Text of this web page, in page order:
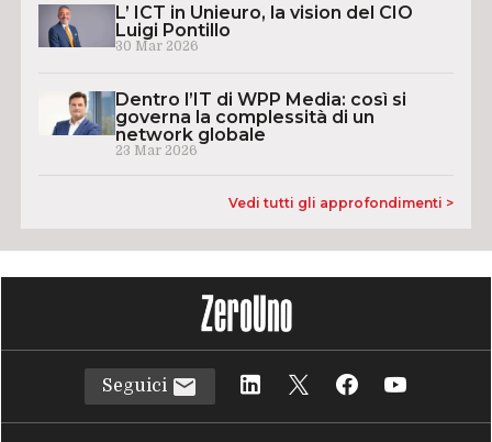
L’ ICT in Unieuro, la vision del CIO
Luigi Pontillo
30 Mar 2026
Dentro l’IT di WPP Media: così si
governa la complessità di un
network globale
23 Mar 2026
Vedi tutti gli approfondimenti >
Seguici